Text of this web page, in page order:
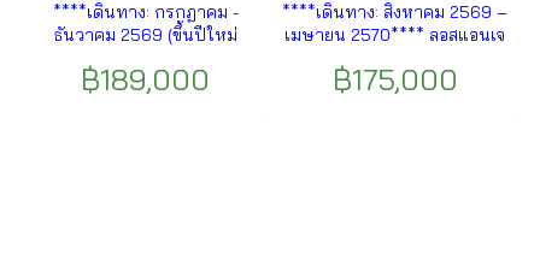
****เดินทาง: กรกฏาคม -
ธันวาคม 2569 (ขึ้นปีใหม่
วอลล์สตรีท - อนุสาวรีย์เทพี
฿189,000
****เดินทาง: สิงหาคม 2569 –
เมษายน 2570**** ลอสแอนเจ
ช้อปปิ้งบาร์สโตว์เอาท์เล็ท – ลา
฿175,000